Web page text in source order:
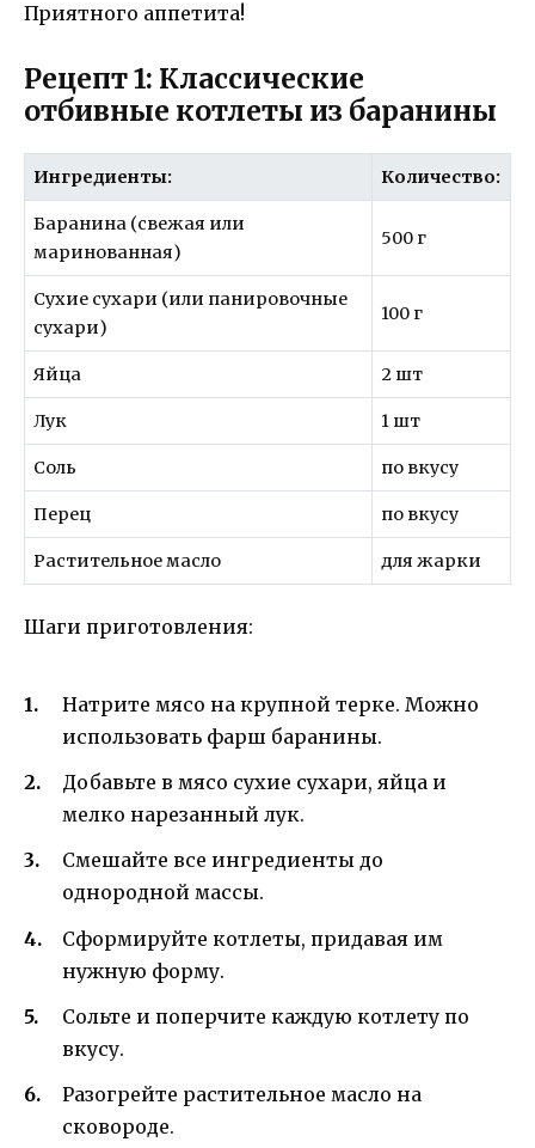
Приятного аппетита!
Рецепт 1: Классические
отбивные котлеты из баранины
Ингредиенты: Количество:
Баранина (свежая или
маринованная)
500 г
Сухие сухари (или панировочные
сухари)
100 г
Яйца 2 шт
Лук 1 шт
Соль по вкусу
Перец по вкусу
Растительное масло для жарки
Шаги приготовления:
Натрите мясо на крупной терке. Можно
использовать фарш баранины.
Добавьте в мясо сухие сухари, яйца и
мелко нарезанный лук.
Смешайте все ингредиенты до
однородной массы.
Сформируйте котлеты, придавая им
нужную форму.
Сольте и поперчите каждую котлету по
вкусу.
Разогрейте растительное масло на
сковороде.